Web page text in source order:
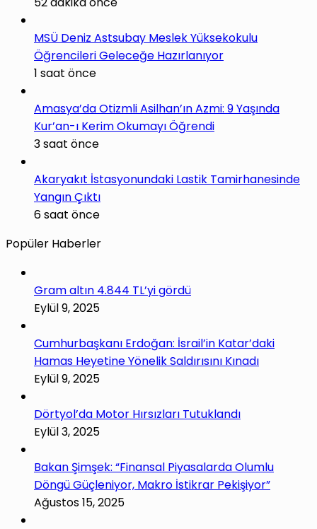
MSÜ Deniz Astsubay Meslek Yüksekokulu
Öğrencileri Geleceğe Hazırlanıyor
1 saat önce
Amasya’da Otizmli Asilhan’ın Azmi: 9 Yaşında
Kur’an-ı Kerim Okumayı Öğrendi
3 saat önce
Akaryakıt İstasyonundaki Lastik Tamirhanesinde
Yangın Çıktı
6 saat önce
Popüler Haberler
Gram altın 4.844 TL’yi gördü
Eylül 9, 2025
Cumhurbaşkanı Erdoğan: İsrail’in Katar’daki
Hamas Heyetine Yönelik Saldırısını Kınadı
Eylül 9, 2025
Dörtyol’da Motor Hırsızları Tutuklandı
Eylül 3, 2025
Bakan Şimşek: “Finansal Piyasalarda Olumlu
Döngü Güçleniyor, Makro İstikrar Pekişiyor”
Ağustos 15, 2025